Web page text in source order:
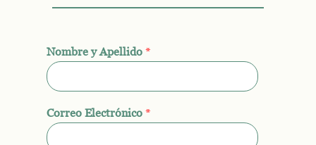
Nombre y Apellido *
Correo Electrónico *